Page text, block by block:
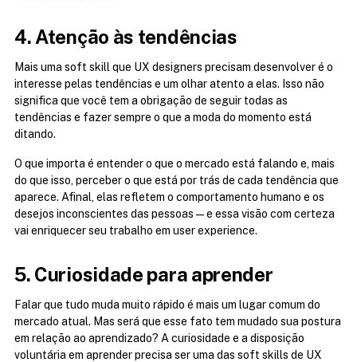
4. Atenção às tendências
Mais uma soft skill que UX designers precisam desenvolver é o
interesse pelas tendências e um olhar atento a elas. Isso não
significa que você tem a obrigação de seguir todas as
tendências e fazer sempre o que a moda do momento está
ditando.
O que importa é entender o que o mercado está falando e, mais
do que isso, perceber o que está por trás de cada tendência que
aparece. Afinal, elas refletem o comportamento humano e os
desejos inconscientes das pessoas — e essa visão com certeza
vai enriquecer seu trabalho em user experience.
5. Curiosidade para aprender
Falar que tudo muda muito rápido é mais um lugar comum do
mercado atual. Mas será que esse fato tem mudado sua postura
em relação ao aprendizado? A curiosidade e a disposição
voluntária em aprender precisa ser uma das soft skills de UX